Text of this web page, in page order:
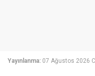
Yayınlanma: 07 Ağustos 2026